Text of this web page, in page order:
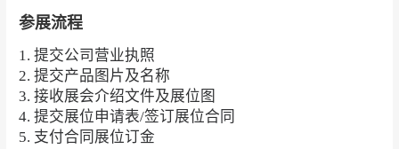
参展流程
1. 提交公司营业执照
2. 提交产品图片及名称
3. 接收展会介绍文件及展位图
4. 提交展位申请表/签订展位合同
5. 支付合同展位订金